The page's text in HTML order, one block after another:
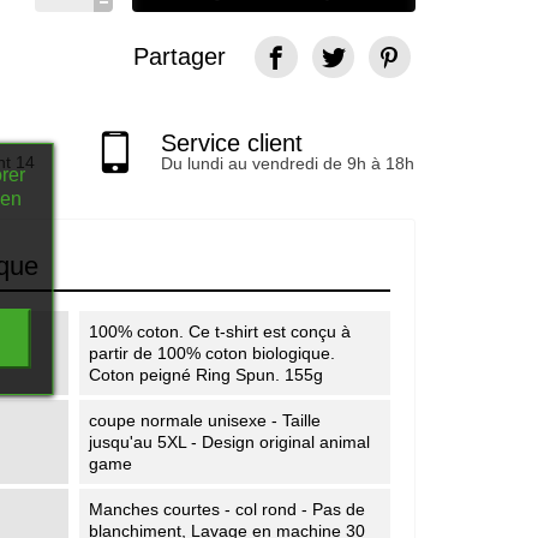
Partager
14
Service client
Du lundi au vendredi de 9h à 18h
100% coton. Ce t-shirt est conçu à
partir de 100% coton biologique.
Coton peigné Ring Spun. 155g
coupe normale unisexe - Taille
jusqu'au 5XL - Design original animal
game
Manches courtes - col rond - Pas de
blanchiment, Lavage en machine 30